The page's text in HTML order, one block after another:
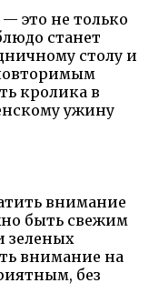
это не только
станет
столу и
кролика в
ужину
внимание
быть свежим
зеленых
внимание на
без